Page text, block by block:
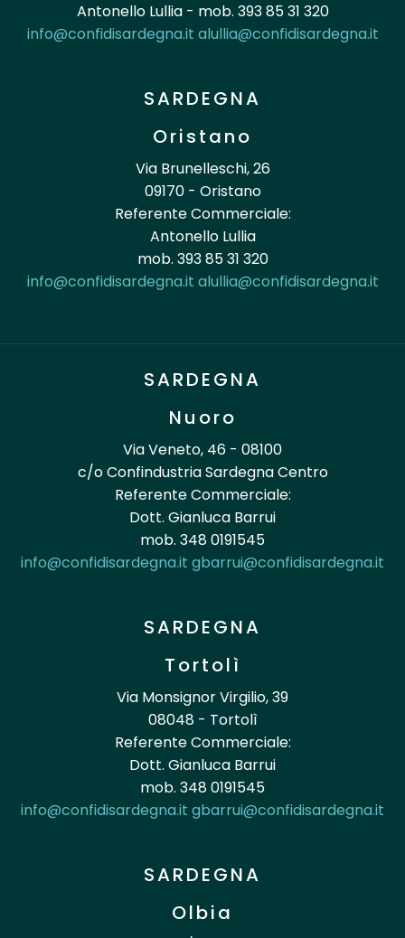
Antonello Lullia - mob. 393 85 31 320
info@confidisardegna.it alullia@confidisardegna.it
SARDEGNA
Oristano
Via Brunelleschi, 26
09170 - Oristano
Referente Commerciale:
Antonello Lullia
mob. 393 85 31 320
info@confidisardegna.it alullia@confidisardegna.it
SARDEGNA
Nuoro
Via Veneto, 46 - 08100
c/o Confindustria Sardegna Centro
Referente Commerciale:
Dott. Gianluca Barrui
mob. 348 0191545
info@confidisardegna.it gbarrui@confidisardegna.it
SARDEGNA
Tortolì
Via Monsignor Virgilio, 39
08048 - Tortolì
Referente Commerciale:
Dott. Gianluca Barrui
mob. 348 0191545
info@confidisardegna.it gbarrui@confidisardegna.it
SARDEGNA
Olbia